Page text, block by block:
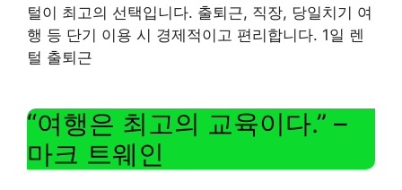
털이 최고의 선택입니다. 출퇴근, 직장, 당일치기 여
행 등 단기 이용 시 경제적이고 편리합니다. 1일 렌
털 출퇴근
“여행은 최고의 교육이다.” –
마크 트웨인